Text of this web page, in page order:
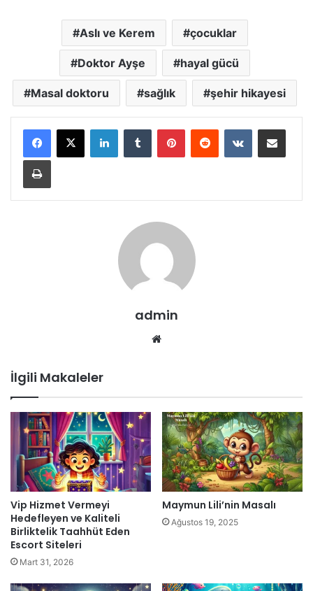
Aslı ve Kerem çocuklar
Doktor Ayşe hayal gücü
Masal doktoru sağlık şehir hikayesi
LinkedInTumblr PinterestReddit VKontakteE-Posta ile paylaş
Yazdır
admin
İlgili Makaleler
Vip Hizmet Vermeyi
Hedefleyen ve Kaliteli
Birliktelik Taahhüt Eden
Escort Siteleri
Mart 31, 2026
Maymun Lili’nin Masalı
Ağustos 19, 2025